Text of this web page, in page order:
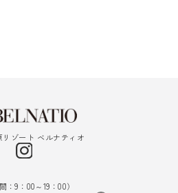
リゾート ベルナティオ
：9：00～19：00）